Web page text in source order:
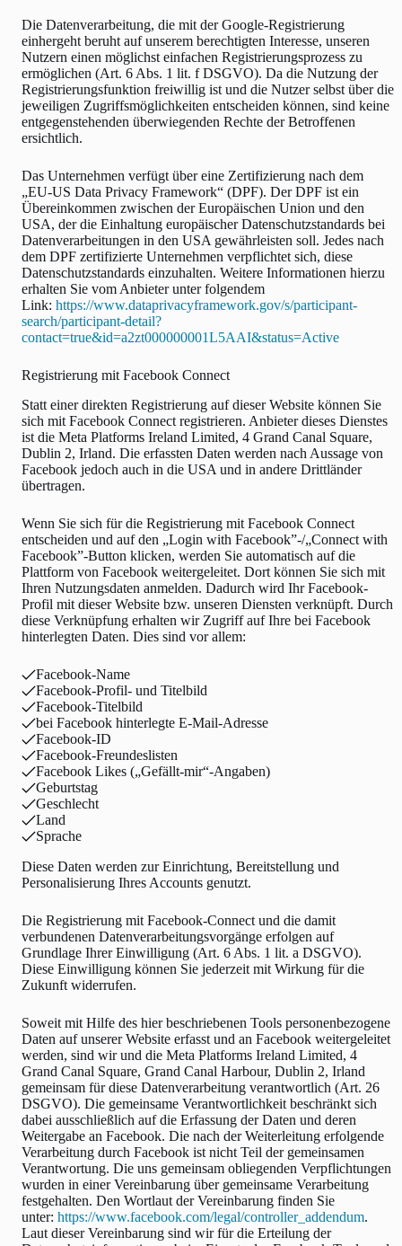
Die Datenverarbeitung, die mit der Google-Registrierung
einhergeht beruht auf unserem berechtigten Interesse, unseren
Nutzern einen möglichst einfachen Registrierungsprozess zu
ermöglichen (Art. 6 Abs. 1 lit. f DSGVO). Da die Nutzung der
Registrierungsfunktion freiwillig ist und die Nutzer selbst über die
jeweiligen Zugriffsmöglichkeiten entscheiden können, sind keine
entgegenstehenden überwiegenden Rechte der Betroffenen
ersichtlich.
Das Unternehmen verfügt über eine Zertifizierung nach dem
„EU-US Data Privacy Framework“ (DPF). Der DPF ist ein
Übereinkommen zwischen der Europäischen Union und den
USA, der die Einhaltung europäischer Datenschutzstandards bei
Datenverarbeitungen in den USA gewährleisten soll. Jedes nach
dem DPF zertifizierte Unternehmen verpflichtet sich, diese
Datenschutzstandards einzuhalten. Weitere Informationen hierzu
erhalten Sie vom Anbieter unter folgendem
Link: https://www.dataprivacyframework.gov/s/participant-
search/participant-detail?
contact=true&id=a2zt000000001L5AAI&status=Active
Registrierung mit Facebook Connect
Statt einer direkten Registrierung auf dieser Website können Sie
sich mit Facebook Connect registrieren. Anbieter dieses Dienstes
ist die Meta Platforms Ireland Limited, 4 Grand Canal Square,
Dublin 2, Irland. Die erfassten Daten werden nach Aussage von
Facebook jedoch auch in die USA und in andere Drittländer
übertragen.
Wenn Sie sich für die Registrierung mit Facebook Connect
entscheiden und auf den „Login with Facebook”-/„Connect with
Facebook”-Button klicken, werden Sie automatisch auf die
Plattform von Facebook weitergeleitet. Dort können Sie sich mit
Ihren Nutzungsdaten anmelden. Dadurch wird Ihr Facebook-
Profil mit dieser Website bzw. unseren Diensten verknüpft. Durch
diese Verknüpfung erhalten wir Zugriff auf Ihre bei Facebook
hinterlegten Daten. Dies sind vor allem:
Facebook-Name
Facebook-Profil- und Titelbild
Facebook-Titelbild
bei Facebook hinterlegte E-Mail-Adresse
Facebook-ID
Facebook-Freundeslisten
Facebook Likes („Gefällt-mir“-Angaben)
Geburtstag
Geschlecht
Land
Sprache
Diese Daten werden zur Einrichtung, Bereitstellung und
Personalisierung Ihres Accounts genutzt.
Die Registrierung mit Facebook-Connect und die damit
verbundenen Datenverarbeitungsvorgänge erfolgen auf
Grundlage Ihrer Einwilligung (Art. 6 Abs. 1 lit. a DSGVO).
Diese Einwilligung können Sie jederzeit mit Wirkung für die
Zukunft widerrufen.
Soweit mit Hilfe des hier beschriebenen Tools personenbezogene
Daten auf unserer Website erfasst und an Facebook weitergeleitet
werden, sind wir und die Meta Platforms Ireland Limited, 4
Grand Canal Square, Grand Canal Harbour, Dublin 2, Irland
gemeinsam für diese Datenverarbeitung verantwortlich (Art. 26
DSGVO). Die gemeinsame Verantwortlichkeit beschränkt sich
dabei ausschließlich auf die Erfassung der Daten und deren
Weitergabe an Facebook. Die nach der Weiterleitung erfolgende
Verarbeitung durch Facebook ist nicht Teil der gemeinsamen
Verantwortung. Die uns gemeinsam obliegenden Verpflichtungen
wurden in einer Vereinbarung über gemeinsame Verarbeitung
festgehalten. Den Wortlaut der Vereinbarung finden Sie
unter: https://www.facebook.com/legal/controller_addendum.
Laut dieser Vereinbarung sind wir für die Erteilung der